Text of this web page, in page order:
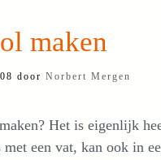
maken
door Norbert Mergen
Het is eigenlijk
met een vat, kan ook in